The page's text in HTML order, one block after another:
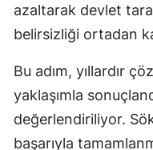
azaltarak devlet
belirsizliği ortadan
Bu adım, yıllardır
yaklaşımla
değerlendiriliyor.
başarıyla